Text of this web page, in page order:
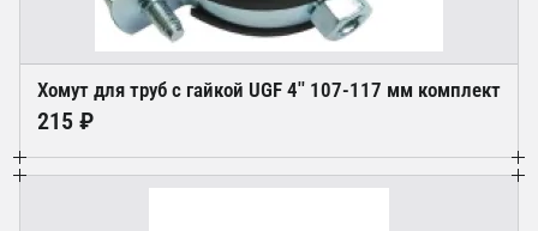
Хомут для труб с гайкой UGF 4'' 107-117 мм комплект
215 ₽